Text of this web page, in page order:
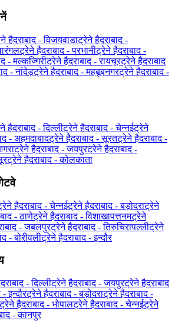
हैदराबाद - विजयवाडाट्रेने हैदराबाद -
ट्रेने हैदराबाद - परभानीट्रेने हैदराबाद -
- मल्कज्गिरीट्रेने हैदराबाद - रायचूरट्रेने हैदराबाद
- नांदेड़ट्रेने हैदराबाद - महबूबनगरट्रेने हैदराबाद -
हैदराबाद - दिल्लीट्रेने हैदराबाद - चेन्नईट्रेने
- अहमदाबादट्रेने हैदराबाद - सूरतट्रेने हैदराबाद -
ट्रेने हैदराबाद - जयपुरट्रेने हैदराबाद -
ट्रेने हैदराबाद - कोलकाता
हैदराबाद - चेन्नईट्रेने हैदराबाद - बड़ोदराट्रेने
- ठाणेट्रेने हैदराबाद - विशाखापत्तनमट्रेने
- जबलपुरट्रेने हैदराबाद - तिरुचिरापल्लीट्रेने
- बोरीवलीट्रेने हैदराबाद - इन्दौर
- दिल्लीट्रेने हैदराबाद - जयपुरट्रेने हैदराबाद
इन्दौरट्रेने हैदराबाद - बड़ोदराट्रेने हैदराबाद -
ट्रेने हैदराबाद - भोपालट्रेने हैदराबाद - चेन्नईट्रेने
- कानपुर